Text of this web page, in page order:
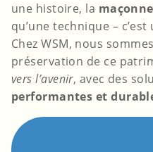
une histoire, la
qu’une technique – c’est
Chez WSM, nous
préservation de ce
vers l’avenir, avec des
performantes et